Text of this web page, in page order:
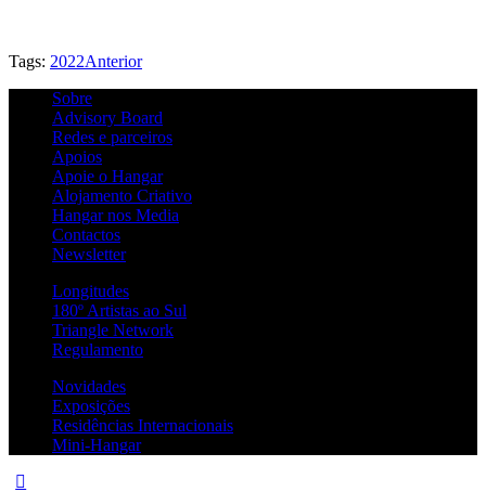
Tags: 2022Anterior
Sobre
Advisory Board
Redes e parceiros
Apoios
Apoie o Hangar
Alojamento Criativo
Hangar nos Media
Contactos
Newsletter
Longitudes
180º Artistas ao Sul
Triangle Network
Regulamento
Novidades
Exposições
Residências Internacionais
Mini-Hangar